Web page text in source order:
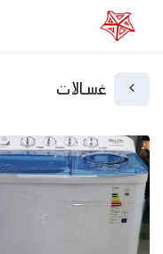
غسالات